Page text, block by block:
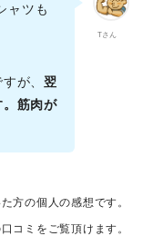
Tさん
ャツも
が、 翌
。筋肉が
方の個人の感想です。
コミをご覧頂けます。